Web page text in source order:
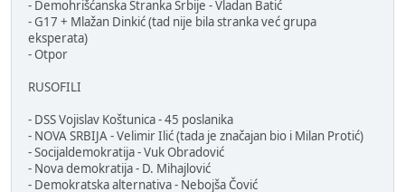
- Demohrišćanska Stranka Srbije - Vladan Batić
- G17 + Mlažan Dinkić (tad nije bila stranka već grupa
eksperata)
- Otpor
RUSOFILI
- DSS Vojislav Koštunica - 45 poslanika
- NOVA SRBIJA - Velimir Ilić (tada je značajan bio i Milan Protić)
- Socijaldemokratija - Vuk Obradović
- Nova demokratija - D. Mihajlović
- Demokratska alternativa - Nebojša Čović